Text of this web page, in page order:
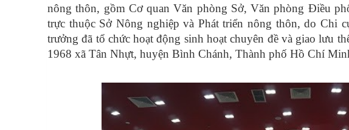
nông thôn, gồm Cơ quan Văn phòng Sở, Văn phòng Điều
trực thuộc Sở Nông nghiệp và Phát triển nông thôn, do Chi
trưởng đã tổ chức hoạt động sinh hoạt chuyên đề và giao lưu
1968 xã Tân Nhựt, huyện Bình Chánh, Thành phố Hồ Chí